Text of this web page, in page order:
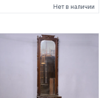
Нет в наличии